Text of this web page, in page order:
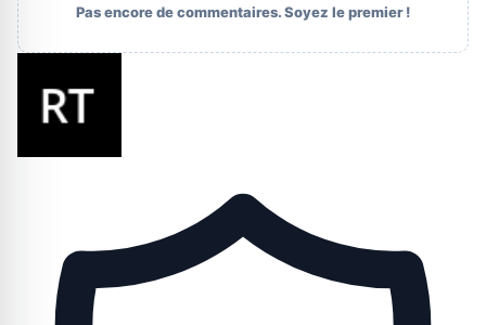
Pas encore de commentaires. Soyez le premier !